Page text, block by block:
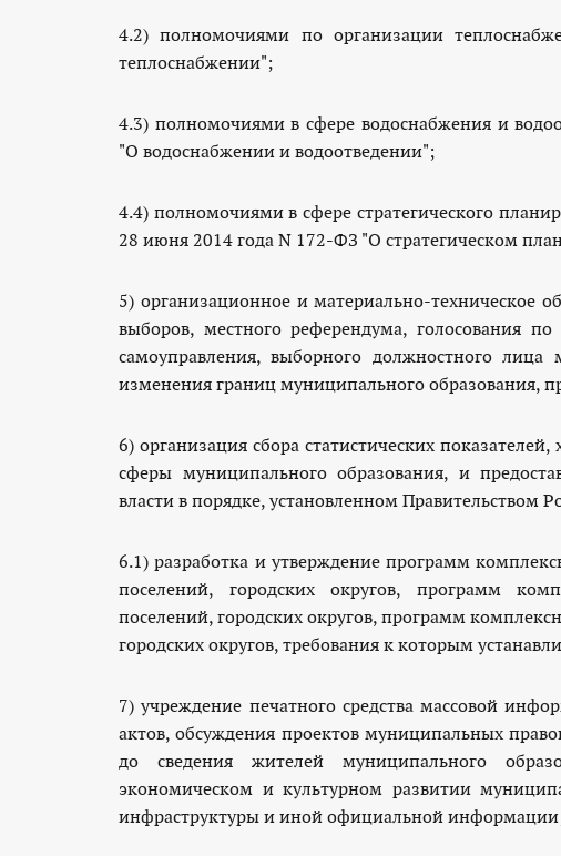
store
to
look
at
web-
site.
4.2) полномочиями по организации
теплоснабжении";
4.3) полномочиями в сфере водоснабжения и
"О водоснабжении и водоотведении";
4.4) полномочиями в сфере стратегического
28 июня 2014 года N 172-ФЗ "О стратегическом
5) организационное и материально-техническое
выборов, местного референдума, голосования
самоуправления, выборного должностного лица
изменения границ муниципального образования,
6) организация сбора статистических
сферы муниципального образования, и
власти в порядке, установленном Правительством
6.1) разработка и утверждение программ
поселений, городских округов, программ
поселений, городских округов, программ
городских округов, требования к которым
7) учреждение печатного средства массовой
актов, обсуждения проектов муниципальных
до сведения жителей муниципального
экономическом и культурном развитии
инфраструктуры и иной официальной